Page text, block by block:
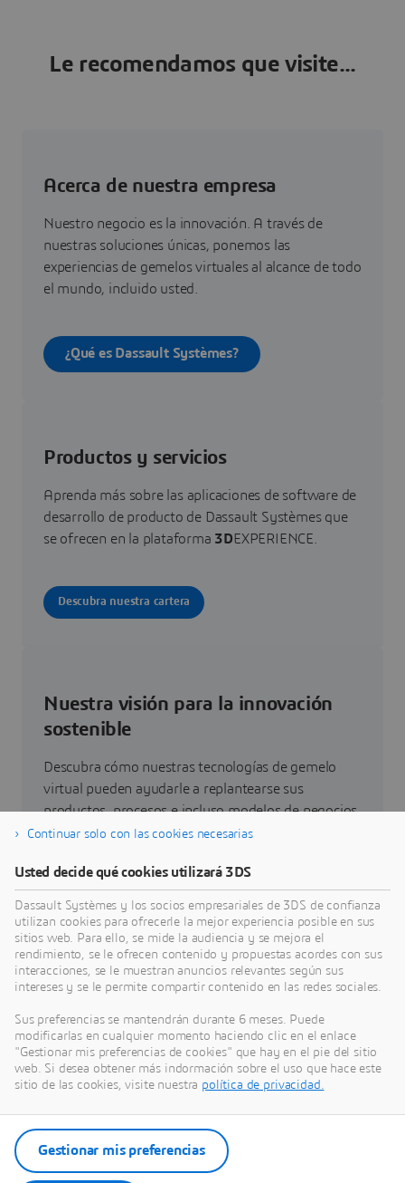
Le recomendamos que visite...
Acerca de nuestra empresa
Nuestro negocio es la innovación. A través de
nuestras soluciones únicas, ponemos las
experiencias de gemelos virtuales al alcance de todo
el mundo, incluido usted.
¿Qué es Dassault Systèmes?
Productos y servicios
Aprenda más sobre las aplicaciones de software de
desarrollo de producto de Dassault Systèmes que
se ofrecen en la plataforma 3DEXPERIENCE.
Descubra nuestra cartera
Nuestra visión para la innovación
sostenible
Descubra cómo nuestras tecnologías de gemelo
virtual pueden ayudarle a replantearse sus
productos, procesos e incluso modelos de negocios
que permitan conseguir unas innovaciones
Ir a sostenibilidad
Últimas novedades
Acceso a todas las notas de prensa y recursos de
redes sociales de Dassault Systèmes.
Entre en nuestra sala de redacción
Continuar solo con las cookies necesarias
Usted decide qué cookies utilizará 3DS
Dassault Systèmes y los socios empresariales de 3DS de confianza
utilizan cookies para ofrecerle la mejor experiencia posible en sus
sitios web. Para ello, se mide la audiencia y se mejora el
rendimiento, se le ofrecen contenido y propuestas acordes con sus
interacciones, se le muestran anuncios relevantes según sus
intereses y se le permite compartir contenido en las redes sociales.
Sus preferencias se mantendrán durante 6 meses. Puede
modificarlas en cualquier momento haciendo clic en el enlace
"Gestionar mis preferencias de cookies" que hay en el pie del sitio
web. Si desea obtener más indormación sobre el uso que hace este
sitio de las cookies, visite nuestra política de privacidad.
Gestionar mis preferencias